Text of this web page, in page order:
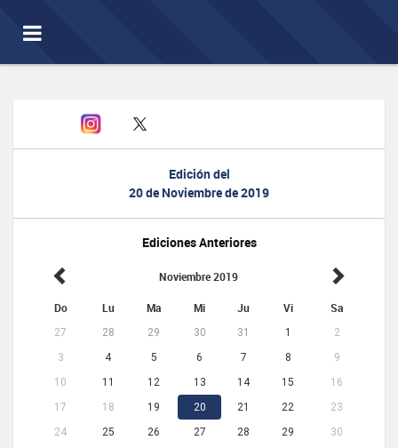
Toggle
navigation
Edición del
20 de Noviembre de 2019
Ediciones Anteriores
Noviembre 2019
Do Lu Ma Mi Ju Vi Sa
27 28 29 30 31 1
2
3
4 5 6 7 8
9
10
11 12 13 14 15
16
17
18 19 20 21 22
23
24
25 26 27 28 29
30